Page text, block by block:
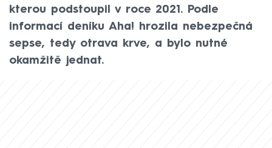
kterou podstoupil v roce 2021. Podle
informací deníku Aha! hrozila nebezpečná
sepse, tedy otrava krve, a bylo nutné
okamžitě jednat.